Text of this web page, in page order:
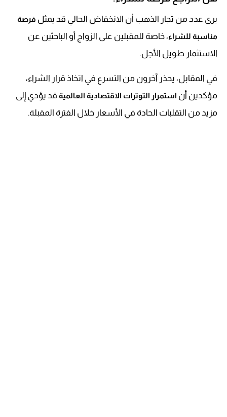
يرى عدد من تجار الذهب أن الانخفاض الحالي قد يمثل فرصة
مناسبة للشراء، خاصة للمقبلين على الزواج أو الباحثين عن
الاستثمار طويل الأجل.
في المقابل، يحذر آخرون من التسرع في اتخاذ قرار الشراء،
مؤكدين أن استمرار التوترات الاقتصادية العالميةقد يؤدي إلى
مزيد من التقلبات الحادة في الأسعار خلال الفترة المقبلة.